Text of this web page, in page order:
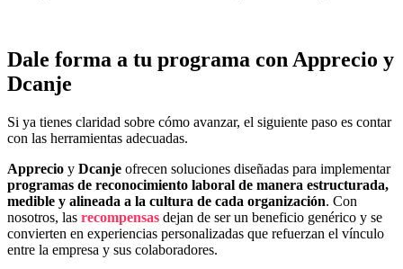
Dale forma a tu programa con Apprecio y
Dcanje
Si ya tienes claridad sobre cómo avanzar, el siguiente paso es contar
con las herramientas adecuadas.
Apprecio y Dcanje ofrecen soluciones diseñadas para implementar
programas de reconocimiento laboral de manera estructurada,
medible y alineada a la cultura de cada organización. Con
nosotros, las recompensas dejan de ser un beneficio genérico y se
convierten en experiencias personalizadas que refuerzan el vínculo
entre la empresa y sus colaboradores.